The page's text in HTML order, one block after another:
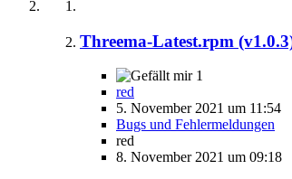
Threema-Latest.rpm
1
red
5. November 2021 um 11:54
Bugs und Fehlermeldungen
red
8. November 2021 um 09:18